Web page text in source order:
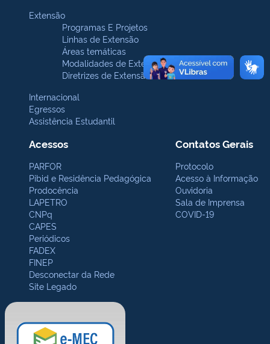
Extensão
Programas E Projetos
Linhas de Extensão
Áreas temáticas
Modalidades de Extensão
Diretrizes de Extensão
Internacional
Egressos
Assistência Estudantil
Acessos
PARFOR
Pibid e Residência Pedagógica
Prodocência
LAPETRO
CNPq
CAPES
Periódicos
FADEX
FINEP
Desconectar da Rede
Site Legado
Contatos Gerais
Protocolo
Acesso à Informação
Ouvidoria
Sala de Imprensa
COVID-19